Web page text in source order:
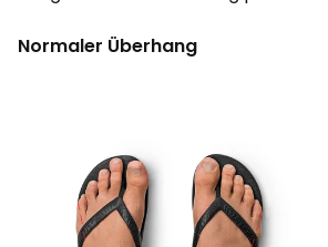
Normaler Überhang